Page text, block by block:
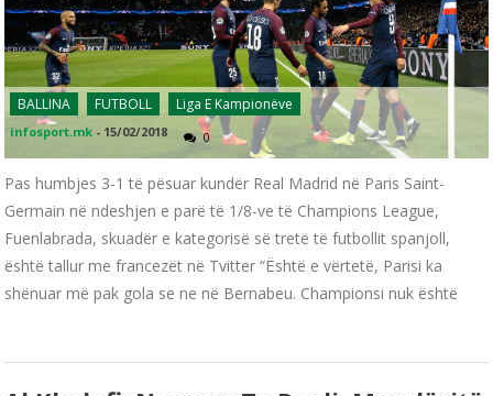
BALLINA FUTBOLL Liga E Kampionëve
infosport.mk - 15/02/2018 0
Pas humbjes 3-1 të pësuar kundër Real Madrid në Paris Saint-
Germain në ndeshjen e parë të 1/8-ve të Champions League,
Fuenlabrada, skuadër e kategorisë së tretë të futbollit spanjoll,
është tallur me francezët në Tvitter “Është e vërtetë, Parisi ka
shënuar më pak gola se ne në Bernabeu. Championsi nuk është